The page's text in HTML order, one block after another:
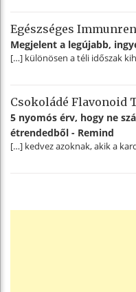
Egészséges
Megjelent a legújabb,
[…] különösen a téli időszak
Csokoládé Flavonoid
5 nyomós érv, hogy ne
étrendedből - Remind
[…] kedvez azoknak, akik a